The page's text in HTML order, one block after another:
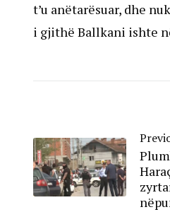
t’u anëtarësuar, dhe
i gjithë Ballkani ishte